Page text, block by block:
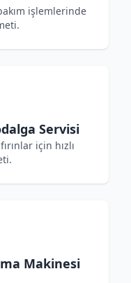
işlemlerinde
Servisi
için hızlı
Makinesi